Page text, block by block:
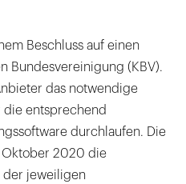
Beschluss auf einen
Bundesvereinigung (KBV).
das notwendige
die entsprechend
durchlaufen. Die
Oktober 2020 die
der jeweiligen